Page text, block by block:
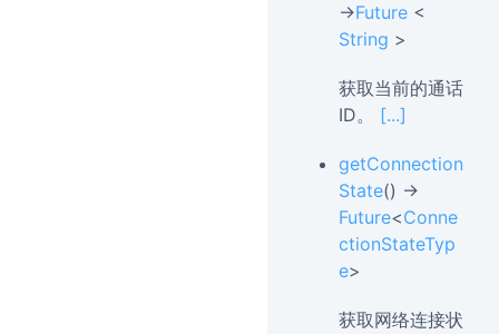
→Future <
String >
获取当前的通话
ID。 [...]
getConnection
State() →
Future<Conne
ctionStateTyp
e>
获取网络连接状